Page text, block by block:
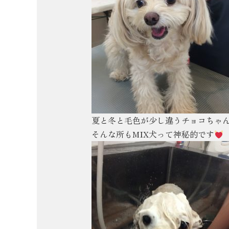
夏と冬と毛色が少し違うチョコちゃ
そんな所もMIX犬って神秘的です